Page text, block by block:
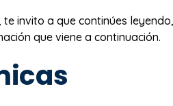
invito a que continúes leyendo,
que viene a continuación.